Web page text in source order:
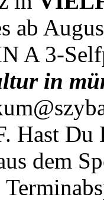
ab
A 3-
in
Hast Du
dem